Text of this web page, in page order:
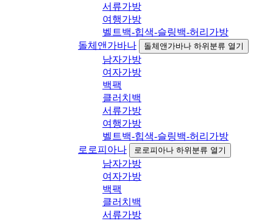
서류가방
여행가방
벨트백-힙색-슬링백-허리가방
돌체앤가바나
돌체앤가바나 하위분류 열기
남자가방
여자가방
백팩
클러치백
서류가방
여행가방
벨트백-힙색-슬링백-허리가방
로로피아나
로로피아나 하위분류 열기
남자가방
여자가방
백팩
클러치백
서류가방